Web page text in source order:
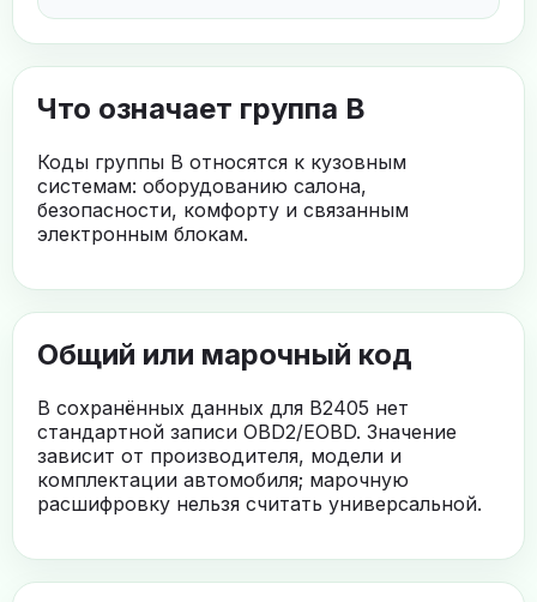
Что означает группа B
Коды группы B относятся к кузовным
системам: оборудованию салона,
безопасности, комфорту и связанным
электронным блокам.
Общий или марочный код
В сохранённых данных для B2405 нет
стандартной записи OBD2/EOBD. Значение
зависит от производителя, модели и
комплектации автомобиля; марочную
расшифровку нельзя считать универсальной.